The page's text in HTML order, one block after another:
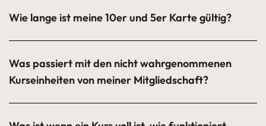
Wie lange ist meine 10er und 5er Karte gültig?
Was passiert mit den nicht wahrgenommenen
Kurseinheiten von meiner Mitgliedschaft?